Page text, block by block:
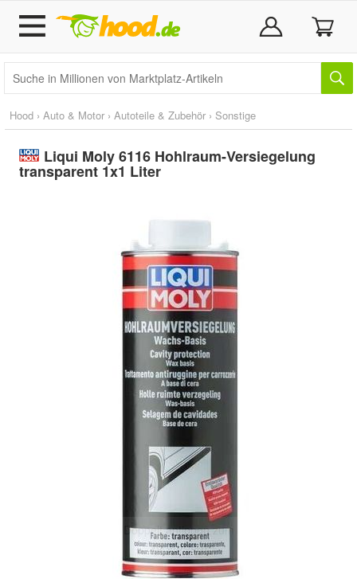
Hood › Auto & Motor › Autoteile & Zubehör › Sonstige
Liqui Moly 6116 Hohlraum-Versiegelung
transparent 1x1 Liter
Doppelt antippen zum
vergrößern